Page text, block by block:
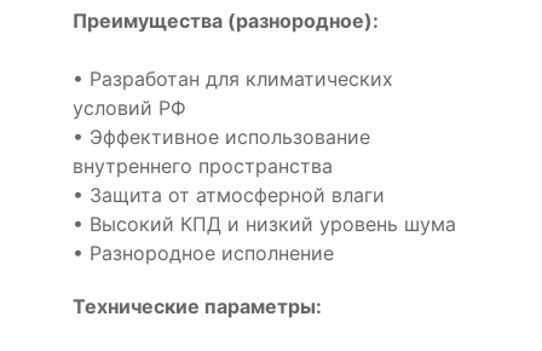
Преимущества (разнородное):
• Разработан для климатических
условий РФ
• Эффективное использование
внутреннего пространства
• Защита от атмосферной влаги
• Высокий КПД и низкий уровень шума
• Разнородное исполнение
Технические параметры: